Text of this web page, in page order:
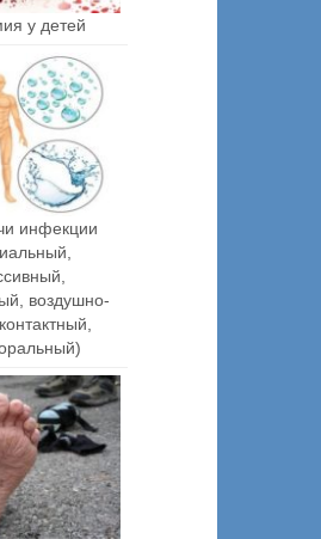
у детей
инфекции
воздушно-